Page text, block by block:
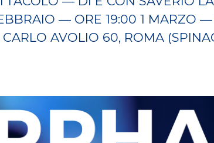
— ORE 19:00 1 MARZO
AVOLIO 60, ROMA